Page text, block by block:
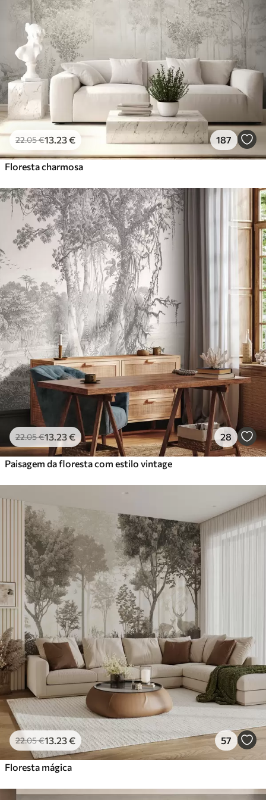
Premium
56.67 34.00€ /m²
Vinil Premium
65.0039.00€/m²
Peel and Stick
.00€/m²
22.05€13 .23€ 187
Floresta charmosa
22.05€13 .23€ 28
Paisagem da floresta com estilo vintage
22.05€13.23€ 57
Floresta mágica